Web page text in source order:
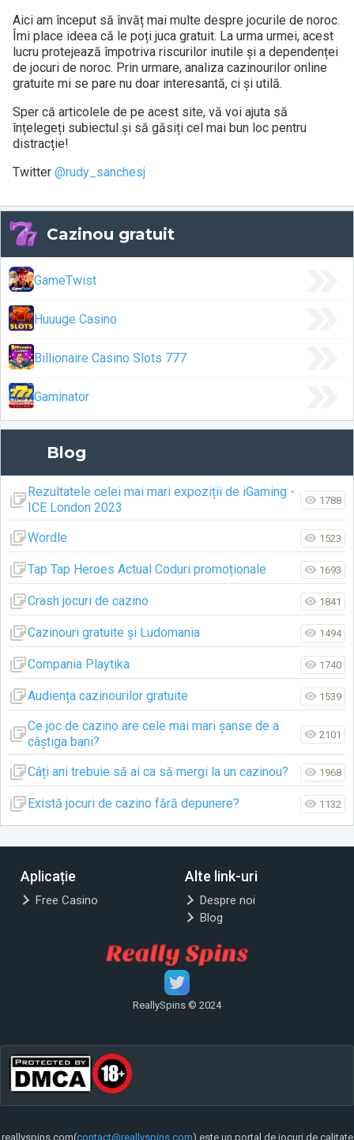
Aici am început să învăț mai multe despre jocurile de noroc.
Îmi place ideea că le poți juca gratuit. La urma urmei, acest
lucru protejează împotriva riscurilor inutile și a dependenței
de jocuri de noroc. Prin urmare, analiza cazinourilor online
gratuite mi se pare nu doar interesantă, ci și utilă.
Sper că articolele de pe acest site, vă voi ajuta să
înțelegeți subiectul și să găsiți cel mai bun loc pentru
distracție!
Twitter @rudy_sanchesj
Cazinou gratuit
GameTwist
Huuuge Casino
Billionaire Casino Slots 777
Gaminator
Blog
Rezultatele celei mai mari expoziții de iGaming -
ICE London 2023
1788
Wordle 1523
Tap Tap Heroes Actual Coduri promoționale 1693
Crash jocuri de cazino 1841
Cazinouri gratuite și Ludomania 1494
Compania Playtika 1740
Audiența cazinourilor gratuite 1539
Ce joc de cazino are cele mai mari șanse de a
câștiga bani?
2101
Câți ani trebuie să ai ca să mergi la un cazinou? 1968
Există jocuri de cazino fără depunere? 1132
Aplicație
Free Casino
Alte link-uri
Despre noi
Blog
ReallySpins © 2024
reallyspins.com(contact@reallyspins.com) este un portal de jocuri de calitate